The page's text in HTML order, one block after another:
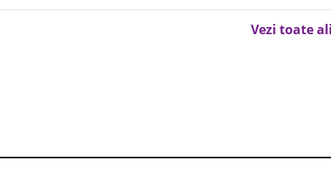
Vezi toate